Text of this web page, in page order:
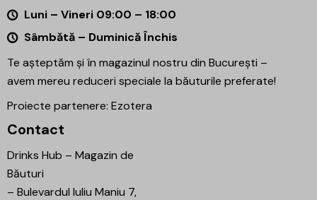
Luni – Vineri 09:00 – 18:00
Sâmbătă – Duminică Închis
Te așteptăm și în magazinul nostru din București –
avem mereu reduceri speciale la băuturile preferate!
Proiecte partenere: Ezotera
Contact
Drinks Hub – Magazin de
Băuturi
– Bulevardul Iuliu Maniu 7,